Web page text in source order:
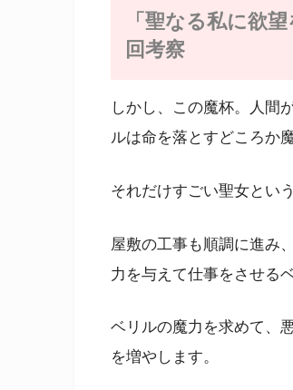
「聖なる私に欲
回考察
しかし、この魔杯。人間
ルは命を落とすどころか
それだけすごい聖女とい
屋敷の工事も順調に進み
力を与えて仕事をさせるベ
ベリルの魔力を求めて、
を増やします。